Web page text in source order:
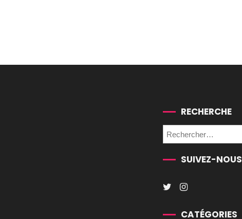
RECHERCHE
SUIVEZ-NOUS
CATÉGORIES